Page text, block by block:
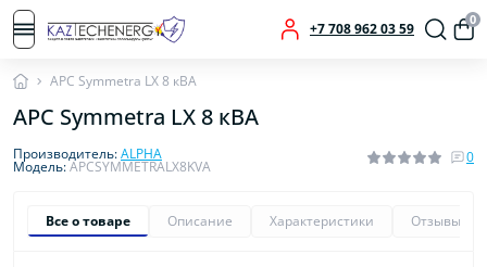
+7 708 962 03 59
0
APC Symmetra LX 8 кВА
APC Symmetra LX 8 кВА
Производитель:ALPHA
Модель:APCSYMMETRALX8KVA
0
Все о товаре Описание Характеристики Отзывы